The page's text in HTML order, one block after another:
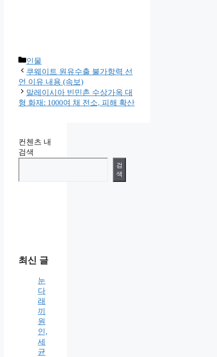
카
테
고
리
인물
쿠웨이트 원유수출 불가항력 선
언 이유 내용 (속보)
말레이시아 빈민촌 수상가옥 대
형 화재: 1000여 채 전소, 피해 확산
컨첸츠 내
검색
검
색
최신 글
눈
다
래
끼
원
인,
세
균